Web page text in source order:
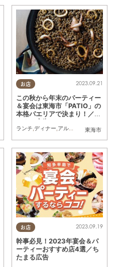
テイクアウト,開店,ドライブ,ちたまる広告
お店
東海市
2023.09.21
この秋から年末のパーティー
＆宴会は東海市「PATIO」の
本格パエリアで決まり！／ち
たまる広告
ランチ,ディナー,アルコール ,カフェ
お店 2023.09.19
幹事必見！2023年宴会＆パ
ーティーおすすめ店4選／ち
たまる広告